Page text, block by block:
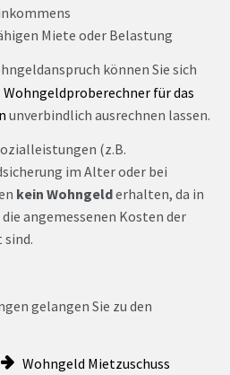
Miete oder Belastung
können Sie sich
Wohngeldproberechner für das
unverbindlich ausrechnen lassen.
(z.B.
im Alter oder bei
kein Wohngelderhalten, da in
angemessenen Kosten der
gelangen Sie zu den
Wohngeld Mietzuschuss